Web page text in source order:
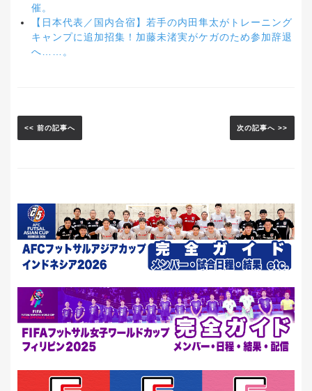
催。
【日本代表／国内合宿】若手の内田隼太がトレーニング
キャンプに追加招集！加藤未渚実がケガのため参加辞退
へ……。
<< 前の記事へ 次の記事へ >>